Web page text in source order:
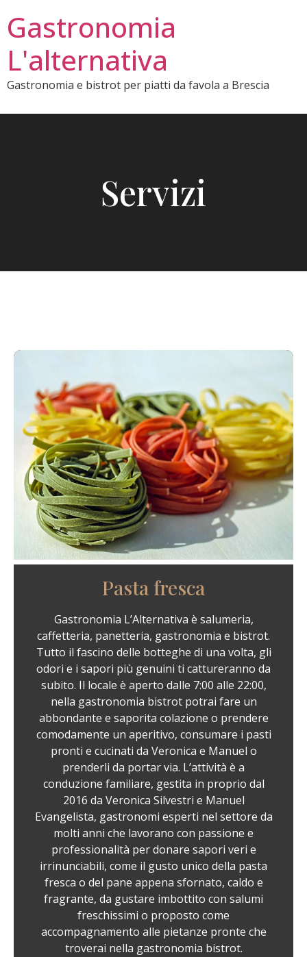
Gastronomia
L'alternativa
Gastronomia e bistrot per piatti da favola a Brescia
Servizi
Pasta fresca
Gastronomia L’Alternativa è salumeria,
caffetteria, panetteria, gastronomia e bistrot.
Tutto il fascino delle botteghe di una volta, gli
odori e i sapori più genuini ti cattureranno da
subito. Il locale è aperto dalle 7:00 alle 22:00,
nella gastronomia bistrot potrai fare un
abbondante e saporita colazione o prendere
comodamente un aperitivo, consumare i pasti
pronti e cucinati da Veronica e Manuel o
prenderli da portar via. L’attività è a
conduzione familiare, gestita in proprio dal
2016 da Veronica Silvestri e Manuel
Evangelista, gastronomi esperti nel settore da
molti anni che lavorano con passione e
professionalità per donare sapori veri e
irrinunciabili, come il gusto unico della pasta
fresca o del pane appena sfornato, caldo e
fragrante, da gustare imbottito con salumi
freschissimi o proposto come
accompagnamento alle pietanze pronte che
troverai nella gastronomia bistrot.